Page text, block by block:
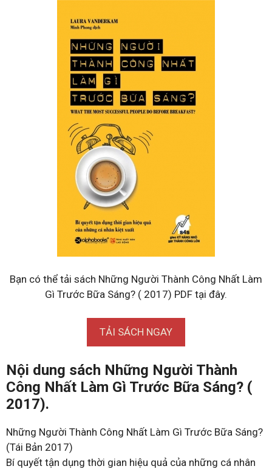
Bạn có thể tải sách Những Người Thành Công Nhất Làm
Gì Trước Bữa Sáng? ( 2017) PDF tại đây.
TẢI SÁCH NGAY
Nội dung sách Những Người Thành
Công Nhất Làm Gì Trước Bữa Sáng? (
2017).
Những Người Thành Công Nhất Làm Gì Trước Bữa Sáng?
(Tái Bản 2017)
Bí quyết tận dụng thời gian hiệu quả của những cá nhân